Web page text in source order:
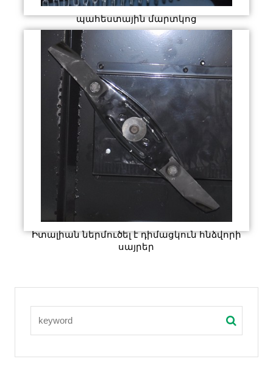
պահեստային մարտկոց
Իտալիան ներմուծել է դիմացկուն հնձվորի
սայրեր